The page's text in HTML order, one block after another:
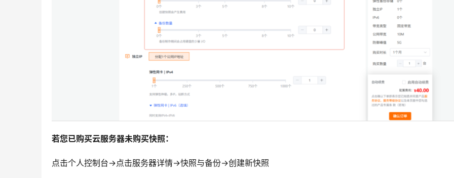
若您已购买云服务器未购买快照：
点击个人控制台→点击服务器详情→快照与备份→创建新快照